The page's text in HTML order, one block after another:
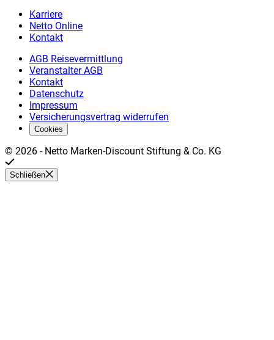
Karriere
Netto Online
Kontakt
AGB Reisevermittlung
Veranstalter AGB
Kontakt
Datenschutz
Impressum
Versicherungsvertrag widerrufen
Cookies
© 2026 - Netto Marken-Discount Stiftung & Co. KG
Schließen